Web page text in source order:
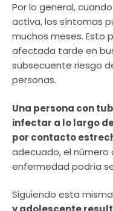
Por lo general,
activa, los síntomas
muchos meses. Esto
afectada tarde en
subsecuente riesgo
personas.
Una persona con
infectar a lo largo
por contacto
adecuado, el
enfermedad podría
Siguiendo esta